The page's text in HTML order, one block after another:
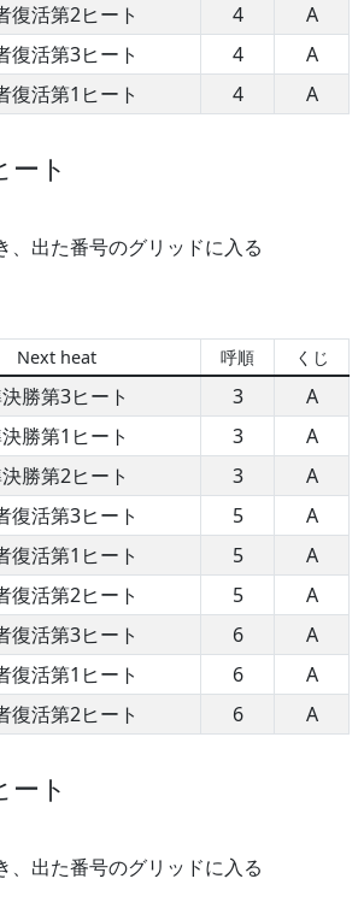
復活第2ヒート 4
A
復活第3ヒート 4
A
復活第1ヒート 4 A
ート
、出た番号のグリッドに入る
Next heat 呼順 くじ
勝第3ヒート 3
A
勝第1ヒート 3
A
勝第2ヒート 3
A
復活第3ヒート 5
A
復活第1ヒート 5
A
復活第2ヒート 5
A
復活第3ヒート 6
A
復活第1ヒート 6
A
復活第2ヒート 6 A
ート
、出た番号のグリッドに入る